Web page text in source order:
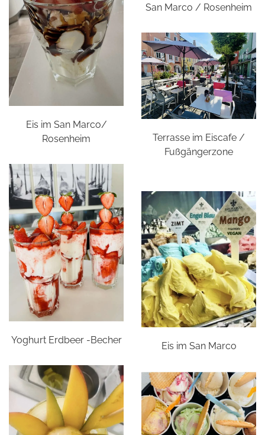
San Marco / Rosenheim
Eis im San Marco/
Rosenheim
Terrasse im Eiscafe /
Fußgängerzone
Yoghurt Erdbeer -Becher
Eis im San Marco